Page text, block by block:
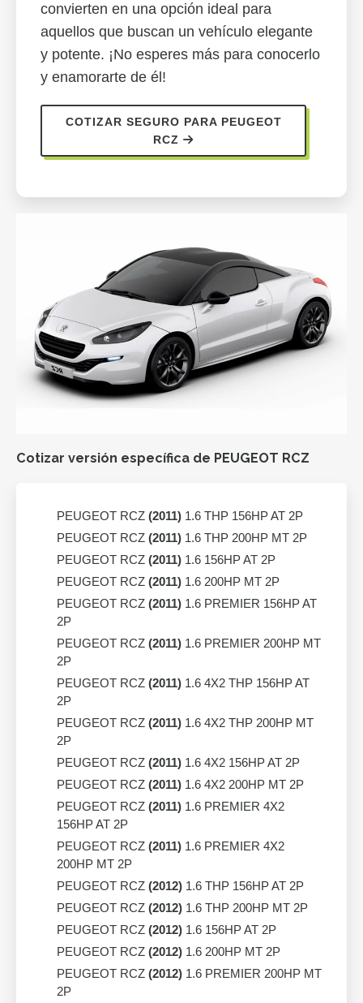
convierten en una opción ideal para
aquellos que buscan un vehículo elegante
y potente. ¡No esperes más para conocerlo
y enamorarte de él!
COTIZAR SEGURO PARA PEUGEOT
RCZ
Cotizar versión específica de PEUGEOT RCZ
PEUGEOT RCZ (2011) 1.6 THP 156HP AT 2P
PEUGEOT RCZ (2011) 1.6 THP 200HP MT 2P
PEUGEOT RCZ (2011) 1.6 156HP AT 2P
PEUGEOT RCZ (2011) 1.6 200HP MT 2P
PEUGEOT RCZ (2011) 1.6 PREMIER 156HP AT
2P
PEUGEOT RCZ (2011) 1.6 PREMIER 200HP MT
2P
PEUGEOT RCZ (2011) 1.6 4X2 THP 156HP AT
2P
PEUGEOT RCZ (2011) 1.6 4X2 THP 200HP MT
2P
PEUGEOT RCZ (2011) 1.6 4X2 156HP AT 2P
PEUGEOT RCZ (2011) 1.6 4X2 200HP MT 2P
PEUGEOT RCZ (2011) 1.6 PREMIER 4X2
156HP AT 2P
PEUGEOT RCZ (2011) 1.6 PREMIER 4X2
200HP MT 2P
PEUGEOT RCZ (2012) 1.6 THP 156HP AT 2P
PEUGEOT RCZ (2012) 1.6 THP 200HP MT 2P
PEUGEOT RCZ (2012) 1.6 156HP AT 2P
PEUGEOT RCZ (2012) 1.6 200HP MT 2P
PEUGEOT RCZ (2012) 1.6 PREMIER 200HP MT
2P